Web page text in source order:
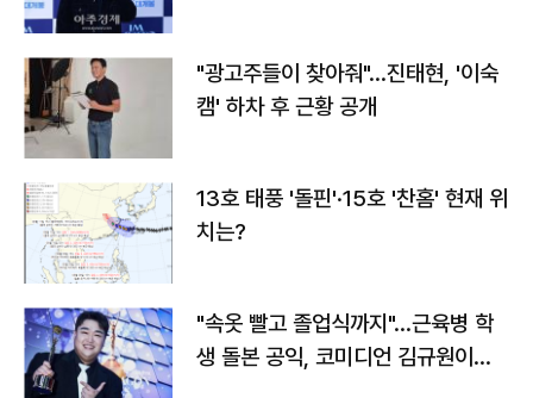
"광고주들이 찾아줘"…진태현, '이숙
캠' 하차 후 근황 공개
13호 태풍 '돌핀'·15호 '찬홈' 현재 위
치는?
"속옷 빨고 졸업식까지"…근육병 학
생 돌본 공익, 코미디언 김규원이었